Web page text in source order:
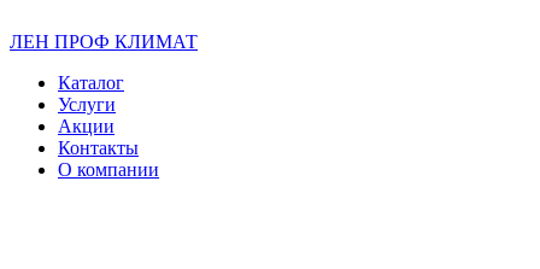
ЛЕН ПРОФ КЛИМАТ
Каталог
Услуги
Акции
Контакты
О компании